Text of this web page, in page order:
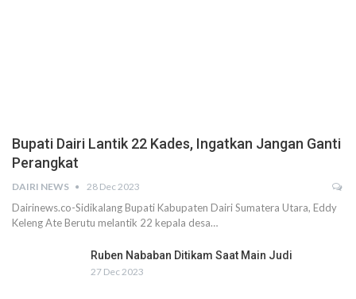
Bupati Dairi Lantik 22 Kades, Ingatkan Jangan Ganti
Perangkat
DAIRI NEWS 28 Dec 2023
Dairinews.co-Sidikalang Bupati Kabupaten Dairi Sumatera Utara, Eddy
Keleng Ate Berutu melantik 22 kepala desa…
Ruben Nababan Ditikam Saat Main Judi
27 Dec 2023